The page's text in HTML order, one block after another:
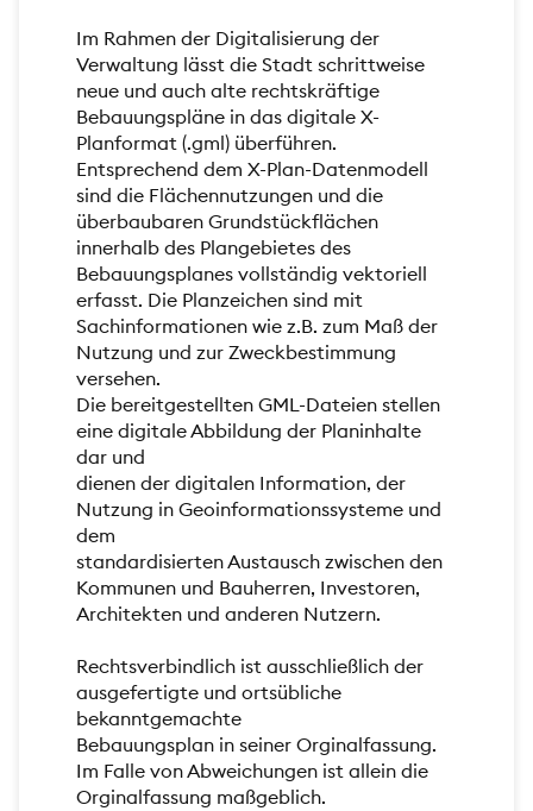
Im Rahmen der Digitalisierung der
Verwaltung lässt die Stadt schrittweise
neue und auch alte rechtskräftige
Bebauungspläne in das digitale X-
Planformat (.gml) überführen.
Entsprechend dem X-Plan-Datenmodell
sind die Flächennutzungen und die
überbaubaren Grundstückflächen
innerhalb des Plangebietes des
Bebauungsplanes vollständig vektoriell
erfasst. Die Planzeichen sind mit
Sachinformationen wie z.B. zum Maß der
Nutzung und zur Zweckbestimmung
versehen.
Die bereitgestellten GML-Dateien stellen
eine digitale Abbildung der Planinhalte
dar und
dienen der digitalen Information, der
Nutzung in Geoinformationssysteme und
dem
standardisierten Austausch zwischen den
Kommunen und Bauherren, Investoren,
Architekten und anderen Nutzern.
Rechtsverbindlich ist ausschließlich der
ausgefertigte und ortsübliche
bekanntgemachte
Bebauungsplan in seiner Orginalfassung.
Im Falle von Abweichungen ist allein die
Orginalfassung maßgeblich.